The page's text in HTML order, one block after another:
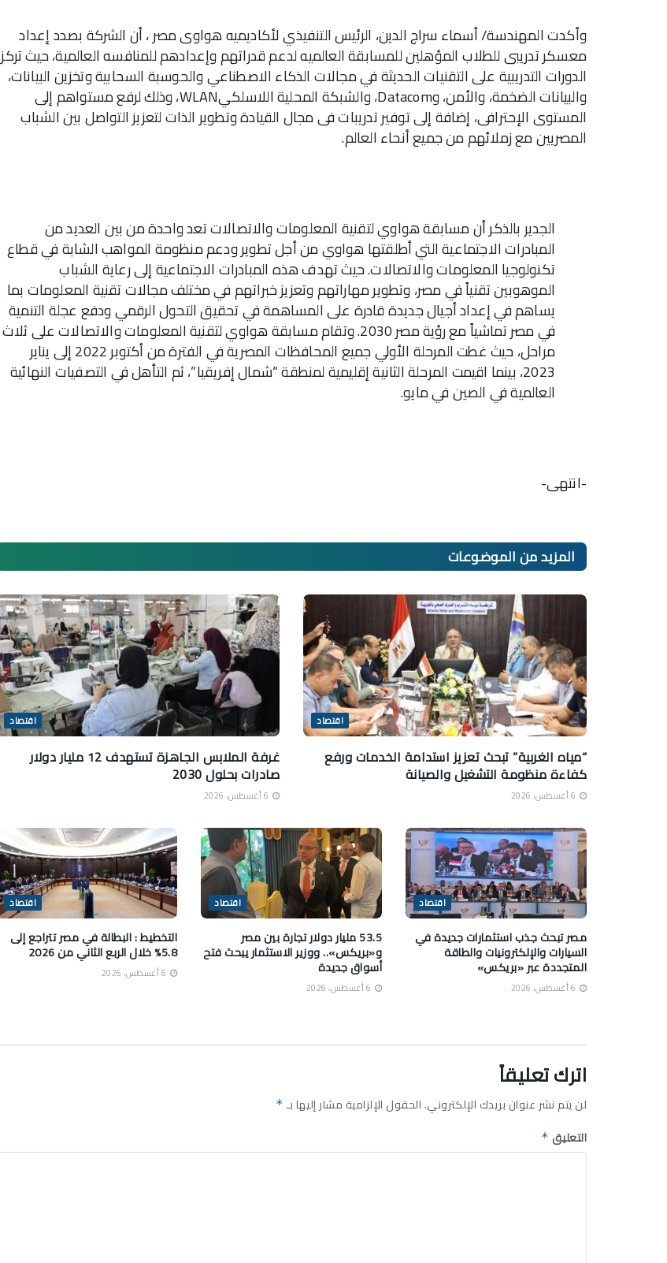
وأكدت المهندسة/ أسماء سراج الدين، الرئيس التنفيذي لأكاديميه هواوى مصر ، أن الشركة بصدد إعداد
معسكر تدريبى للطلاب المؤهلين للمسابقة العالميه لدعم قدراتهم وإعدادهم للمنافسه العالمية، حيث تركز
الدورات التدريبية على التقنيات الحديثة في مجالات الذكاء الاصطناعي والحوسبة السحابية وتخزين البيانات،
والبيانات الضخمة، والأمن، وDatacom، والشبكة المحلية اللاسلكيWLAN، وذلك لرفع مستواهم إلى
المستوى الإحترافى، إضافة إلى توفير تدريبات فى مجال القيادة وتطوير الذات لتعزيز التواصل بين الشباب
المصريين مع زملائهم من جميع أنحاء العالم.
الجدير بالذكر أن مسابقة هواوي لتقنية المعلومات والاتصالات تعد واحدة من بين العديد من
المبادرات الاجتماعية التي أطلقتها هواوي من أجل تطوير ودعم منظومة المواهب الشابة في قطاع
تكنولوجيا المعلومات والاتصالات. حيث تهدف هذه المبادرات الاجتماعية إلى رعاية الشباب
الموهوبين تقنياً في مصر، وتطوير مهاراتهم وتعزيز خبراتهم في مختلف مجالات تقنية المعلومات بما
يساهم في إعداد أجيال جديدة قادرة على المساهمة في تحقيق التحول الرقمي ودفع عجلة التنمية
في مصر تماشياً مع رؤية مصر 2030. وتقام مسابقة هواوي لتقنية المعلومات والاتصالات على ثلاث
مراحل، حيث غطت المرحلة الأولي جميع المحافظات المصرية في الفترة من أكتوبر 2022 إلى يناير
2023، بينما اقيمت المرحلة الثانية إقليمية لمنطقة “شمال إفريقيا”، ثم التأهل في التصفيات النهائية
العالمية في الصين في مايو.
-انتهى-
المزيد منالموضوعات
اقتصاد
“مياه الغربية” تبحث تعزيز استدامة الخدمات ورفع
كفاءة منظومة التشغيل والصيانة
اقتصاد
غرفة الملابس الجاهزة تستهدف 12 مليار دولار
صادرات بحلول 2030
اقتصاد
مصر تبحث جذب استثمارات جديدة في
السيارات والإلكترونيات والطاقة
المتجددة عبر «بريكس»
اقتصاد
53.5 مليار دولار تجارة بين مصر
و«بريكس».. ووزير الاستثمار يبحث فتح
أسواق جديدة
اقتصاد
التخطيط : البطالة في مصر تتراجع إلى
5.8% خلال الربع الثاني من 2026
اترك تعليقاً
لن يتم نشر عنوان بريدك الإلكتروني.الحقول الإلزامية مشار إليها بـ *
التعليق *